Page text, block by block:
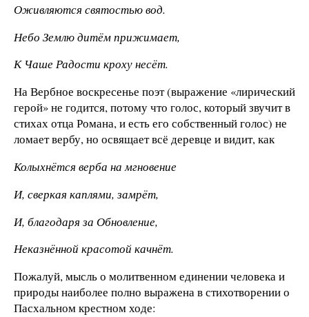
Оживляются святостью вод.
Небо Землю дитём прижимает,
К Чаше Радости кроху несёт.
На Вербное воскресенье поэт (выражение «лирический
герой» не годится, потому что голос, который звучит в
стихах отца Романа, и есть его собственный голос) не
ломает вербу, но освящает всё деревце и видит, как
Колыхнётся верба на мгновение
И, сверкая каплями, замрёт,
И, благодаря за Обновление,
Неказнённой красотой качнёт.
Пожалуй, мысль о молитвенном единении человека и
природы наиболее полно выражена в стихотворении о
Пасхальном крестном ходе: